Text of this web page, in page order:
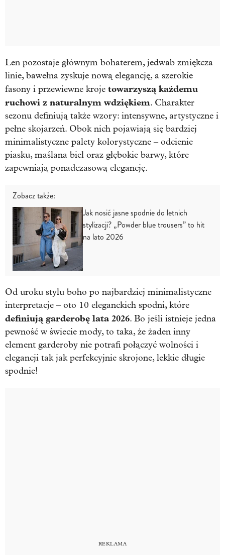
Len pozostaje głównym bohaterem, jedwab zmiękcza
linie, bawełna zyskuje nową elegancję, a szerokie
fasony i przewiewne kroje towarzyszą każdemu
ruchowi z naturalnym wdziękiem. Charakter
sezonu definiują także wzory: intensywne, artystyczne i
pełne skojarzeń. Obok nich pojawiają się bardziej
minimalistyczne palety kolorystyczne – odcienie
piasku, maślana biel oraz głębokie barwy, które
zapewniają ponadczasową elegancję.
Zobacz także:
Jak nosić jasne spodnie do letnich
stylizacji? „Powder blue trousers” to hit
na lato 2026
Od uroku stylu boho po najbardziej minimalistyczne
interpretacje – oto 10 eleganckich spodni, które
definiują garderobę lata 2026. Bo jeśli istnieje jedna
pewność w świecie mody, to taka, że żaden inny
element garderoby nie potrafi połączyć wolności i
elegancji tak jak perfekcyjnie skrojone, lekkie długie
spodnie!